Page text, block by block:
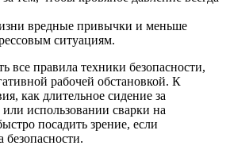
вредные привычки и меньше
ситуациям.
все правила техники безопасности,
рабочей обстановкой. К
как длительное сидение за
использовании сварки на
посадить зрение, если
безопасности.